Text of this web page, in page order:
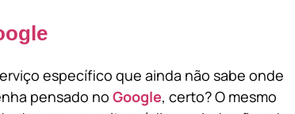
específico que ainda não sabe onde
pensado no Google, certo? O mesmo